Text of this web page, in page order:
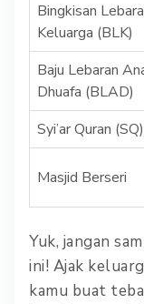
Bingkisan
Keluarga (BLK)
Baju Lebaran
Dhuafa (BLAD)
Syi’ar Quran (SQ)
Masjid Berseri
Yuk, jangan
ini! Ajak
kamu buat